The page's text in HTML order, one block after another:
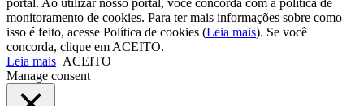
monitoramento de cookies. Para ter mais informações sobre como
isso é feito, acesse Política de cookies (Leia mais). Se você
concorda, clique em ACEITO.
Leia mais ACEITO
Manage consent